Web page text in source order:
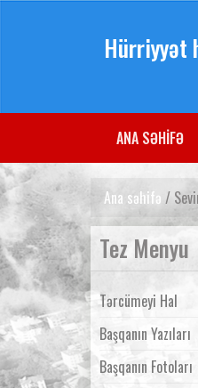
Hürriyyət
ANA SƏHİFƏ
Ana səhifə /
Tez Menyu
Tərcümeyi Hal
Başqanın Yazıları
Başqanın Fotoları